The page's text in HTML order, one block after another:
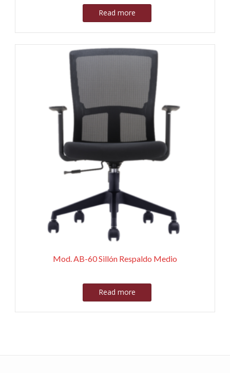
Read more
Mod. AB-60 Sillón Respaldo Medio
Read more